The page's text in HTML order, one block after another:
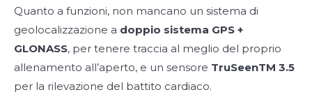
Quanto a funzioni, non mancano un sistema di
geolocalizzazione a doppio sistema GPS +
GLONASS, per tenere traccia al meglio del proprio
allenamento all’aperto, e un sensore TruSeenTM 3.5
per la rilevazione del battito cardiaco.